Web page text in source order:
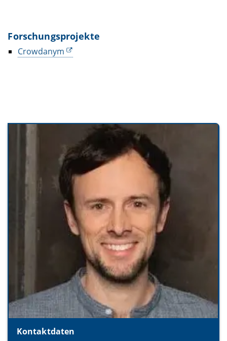
Forschungsprojekte
Crowdanym
Kontaktdaten